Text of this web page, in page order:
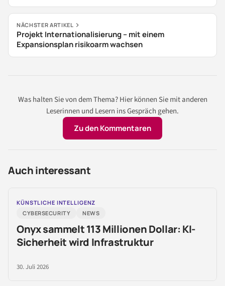
NÄCHSTER ARTIKEL
Projekt Internationalisierung – mit einem
Expansionsplan risikoarm wachsen
Was halten Sie von dem Thema? Hier können Sie mit anderen
Leserinnen und Lesern ins Gespräch gehen.
Zu den Kommentaren
Auch interessant
KÜNSTLICHE INTELLIGENZ
CYBERSECURITY
NEWS
Onyx sammelt 113 Millionen Dollar: KI-
Sicherheit wird Infrastruktur
30. Juli 2026